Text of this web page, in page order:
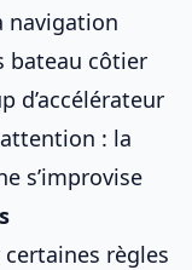
navigation
bateau côtier
d’accélérateur
: la
s’improvise
certaines règles